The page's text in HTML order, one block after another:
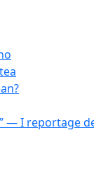
— I reportage